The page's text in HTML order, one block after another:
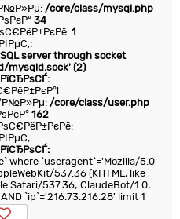
/core/class/mysql.php
34
1
server through socket
mysqld.sock' (2)
/core/class/user.php
162
where `useragent`='Mozilla/5.0
537.36 (KHTML, like
Safari/537.36; ClaudeBot/1.0;
`ip`='216.73.216.28' limit 1